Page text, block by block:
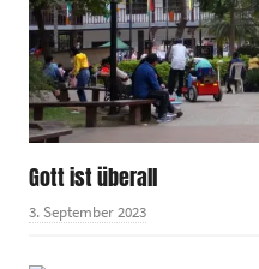
Gott ist überall
3. September 2023